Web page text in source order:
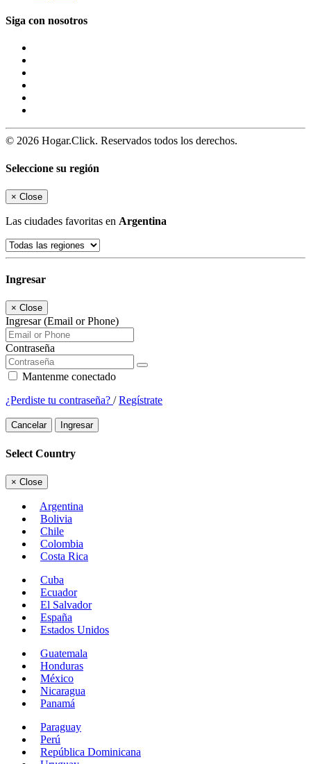
Siga con nosotros
© 2026 Hogar.Click. Reservados todos los derechos.
Seleccione su región
× Close
Las ciudades favoritas en Argentina
Ingresar
× Close
Ingresar (Email or Phone)
Contraseña
Mantenme conectado
¿Perdiste tu contraseña? /Regístrate
Cancelar Ingresar
Select Country
× Close
Argentina
Bolivia
Chile
Colombia
Costa Rica
Cuba
Ecuador
El Salvador
España
Estados Unidos
Guatemala
Honduras
México
Nicaragua
Panamá
Paraguay
Perú
República Dominicana